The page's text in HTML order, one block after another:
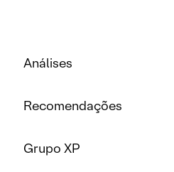
Análises
Recomendações
Grupo XP